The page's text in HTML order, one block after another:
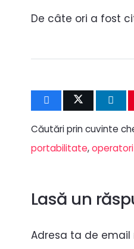
De câte ori a fost
Căutări prin cuvinte
portabilitate,
Lasă un
Adresa ta de